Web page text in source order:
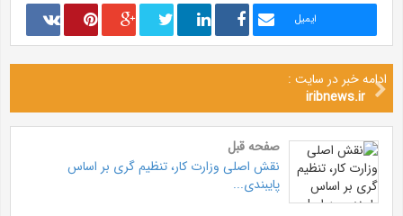
ایمیل
ادامه خبر در سایت :
iribnews.ir
صفحه قبل
نقش اصلی وزارت کار، تنظیم گری بر اساس
پایبندی...